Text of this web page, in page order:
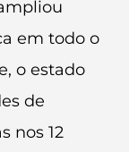
em todo o
o estado
de
nos 12